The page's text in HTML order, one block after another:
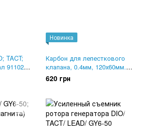
TACT;
91102-
Новинка
Карбон для лепесткового
клапана, 0.4мм, 120х60мм.
TWH Тайвань
620 грн